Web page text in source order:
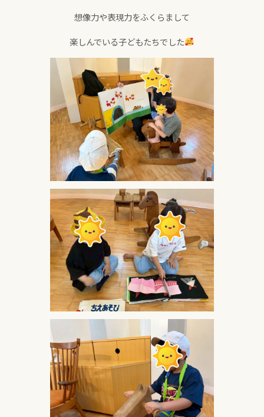
想像力や表現力をふくらまして
楽しんでいる子どもたちでした